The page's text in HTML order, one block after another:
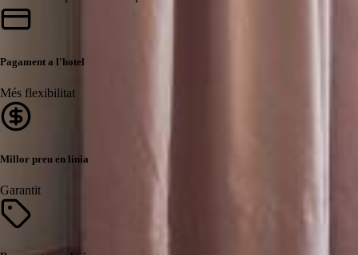
Pagament a l'hotel
Més flexibilitat
Millor preu en línia
Garantit